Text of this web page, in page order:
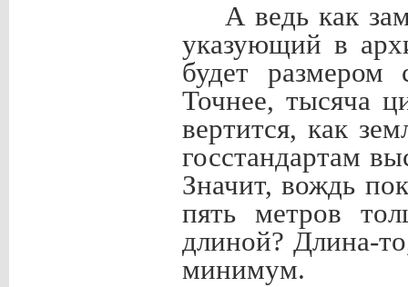
А ведь как
указующий в
будет
Точнее, тысяча
вертится, как
госстандартам
Значит, вождь
пять метров
длиной? Длина-
минимум.